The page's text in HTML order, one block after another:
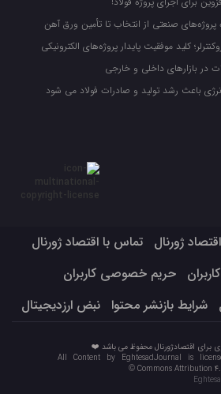
پروژه‌های صنعتی از انتخاب تا تأمین ورق آهن
کلید موفقیت پایدار پروژه‌های الکترونیکی
بازارهای داخلی و خارجی
باعث رشد تولید و صادرات فولاد می شود
ژورنال
تماس با اقتصاد ژورنال
حریم خصوصی کاربران
شرایط بازنشر محتوا نبض ارزدیجیتال
برای اقتصادژورنال محفوظ می باشد ❤️
All Content by EghtesadJournal is
Commons Attribution